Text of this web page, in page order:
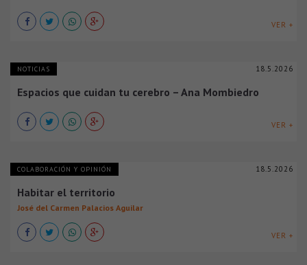
VER +
NOTICIAS 18.5.2026
Espacios que cuidan tu cerebro – Ana Mombiedro
VER +
COLABORACIÓN Y OPINIÓN 18.5.2026
Habitar el territorio
José del Carmen Palacios Aguilar
VER +